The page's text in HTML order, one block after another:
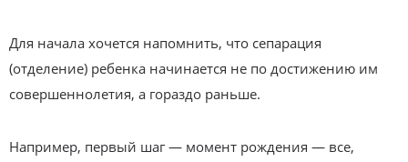
Для начала хочется напомнить, что сепарация
(отделение) ребенка начинается не по достижению им
совершеннолетия, а гораздо раньше.
Например, первый шаг — момент рождения — все,